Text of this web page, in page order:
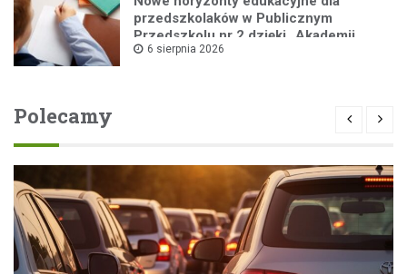
przedszkolaków w Publicznym
Przedszkolu nr 2 dzięki „Akademii
Super Przedszkolaka”
6 sierpnia 2026
Polecamy